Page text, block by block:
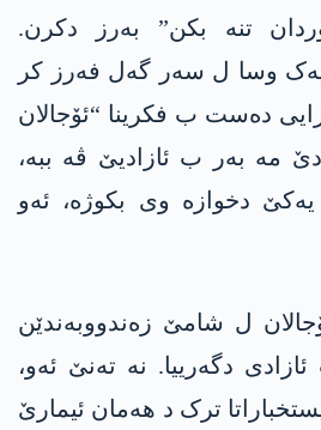
تنە بکن” بەرز دکرن.
وسا ل سەر گەل فەرز کر
دەست ب فکرینا “ئۆجالان
مە بەر ب ئازادیێ ڤە ببە،
دخوازە وی بکوژە، ئەو
ل شامێ زەندووبەندێن
دگەرییا. نە تەنێ ئەو،
ترک د ھەمان ئیمارێ